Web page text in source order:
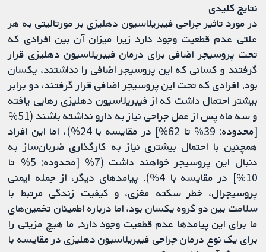
نتایج کلیدی
در مورد تاثیر جراحی فیبریلاسیون دهلیزی بر مورتالیتی به هر
علتی عدم قطعیت وجود دارد زیرا میزان‌ آن بین افرادی که
تحت پروسیجر اضافی برای درمان فیبریلاسیون دهلیزی قرار
گرفتند و کسانی که این پروسیجر اضافی را نداشتند، یکسان
بود. افرادی که تحت این پروسیجر اضافی قرار گرفتند، دو برابر
بیشتر احتمال داشت که از فیبریلاسیون دهلیزی رهایی یافته
و سه ماه پس از عمل جراحی نیاز به دارو نداشته باشند (51%
[محدوده: 39% تا 62%] در مقایسه با 24%)، اما این افراد
همچنین با احتمال بیشتری نیاز به کارگذاری ضربان‌ساز به
دنبال این پروسیجر خواهند داشت (7% [محدوده: 5% تا
10%] در مقایسه با 4%). پیامدهای دیگر، از جمله ایمنی
پروسیجرال، خطر سکته مغزی، و کیفیت زندگی مرتبط با
سلامت بین دو گروه یکسان بود، اما درباره اطمینان تخمین‌های
ما برای این پیامدها عدم قطعیت وجود دارد. ما هیچ مزیتی را
برای یک نوع درمان جراحی فیبریلاسیون دهلیزی در مقایسه با